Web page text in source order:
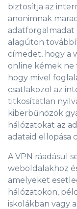
biztosítja az
anonimnak
adatforgalmadat
alagúton
címedet, hogy a
online kémek
hogy mivel
csatlakozol az
titkosítatlan
kiberbűnözök
hálózatokat az
adataid ellopása
A VPN ráadásul
weboldalakhoz
amelyeket
hálózatokon,
iskolákban vagy